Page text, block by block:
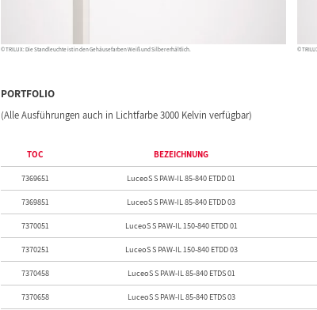
© TRILUX: Die Standleuchte ist in den Gehäusefarben Weiß und Silber erhältlich. ©
PORTFOLIO
(Alle Ausführungen auch in Lichtfarbe 3000 Kelvin verfügbar)
TOC BEZEICHNUNG
7369651 LuceoS S PAW-IL 85-840 ETDD 01
7369851 LuceoS S PAW-IL 85-840 ETDD 03
7370051 LuceoS S PAW-IL 150-840 ETDD 01
7370251 LuceoS S PAW-IL 150-840 ETDD 03
7370458 LuceoS S PAW-IL 85-840 ETDS 01
7370658 LuceoS S PAW-IL 85-840 ETDS 03